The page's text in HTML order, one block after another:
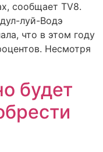
сообщает TV8.
луй-Водэ
что в этом году
Несмотря
будет